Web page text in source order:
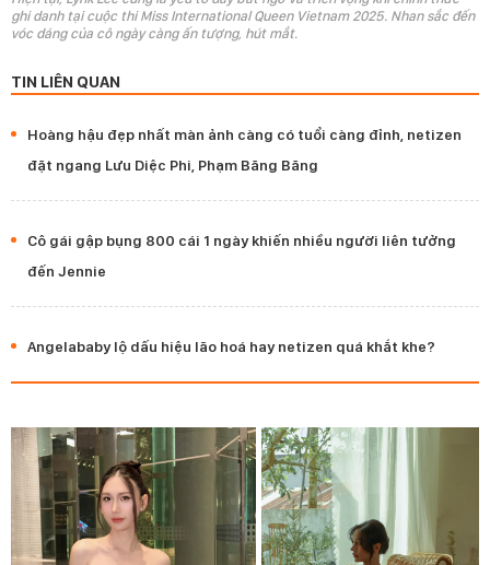
ghi danh tại cuộc thi Miss International Queen Vietnam 2025. Nhan sắc đến
vóc dáng của cô ngày càng ấn tượng, hút mắt.
TIN LIÊN QUAN
Hoàng hậu đẹp nhất màn ảnh càng có tuổi càng đỉnh, netizen
đặt ngang Lưu Diệc Phi, Phạm Băng Băng
Cô gái gập bụng 800 cái 1 ngày khiến nhiều người liên tưởng
đến Jennie
Angelababy lộ dấu hiệu lão hoá hay netizen quá khắt khe?